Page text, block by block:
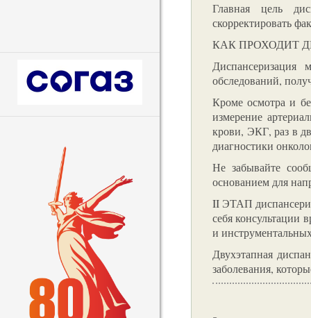
Главная цель
скорректировать
КАК ПРОХОДИТ
обследований,
Кроме осмотра и
измерение
крови, ЭКГ, раз в
диагностики
Не забывайте
основанием для
II ЭТАП
себя консультации
и
Двухэтапная
заболевания,